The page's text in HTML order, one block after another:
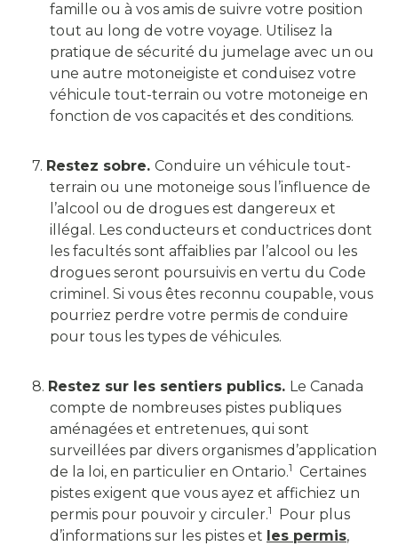
famille ou à vos amis de suivre votre position
tout au long de votre voyage. Utilisez la
pratique de sécurité du jumelage avec un ou
une autre motoneigiste et conduisez votre
véhicule tout-terrain ou votre motoneige en
fonction de vos capacités et des conditions.
7. Restez sobre. Conduire un véhicule tout-
terrain ou une motoneige sous l’influence de
l’alcool ou de drogues est dangereux et
illégal. Les conducteurs et conductrices dont
les facultés sont affaiblies par l’alcool ou les
drogues seront poursuivis en vertu du Code
criminel. Si vous êtes reconnu coupable, vous
pourriez perdre votre permis de conduire
pour tous les types de véhicules.
8. Restez sur les sentiers publics. Le Canada
compte de nombreuses pistes publiques
aménagées et entretenues, qui sont
surveillées par divers organismes d’application
de la loi, en particulier en Ontario.1 Certaines
pistes exigent que vous ayez et affichiez un
permis pour pouvoir y circuler.1
Pour plus
d’informations sur les pistes et les permis,